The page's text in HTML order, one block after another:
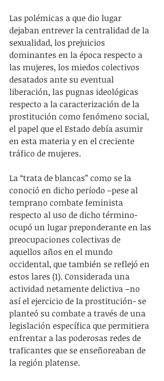
Las polémicas a que dio lugar
dejaban entrever la centralidad de la
sexualidad, los prejuicios
dominantes en la época respecto a
las mujeres, los miedos colectivos
desatados ante su eventual
liberación, las pugnas ideológicas
respecto a la caracterización de la
prostitución como fenómeno social,
el papel que el Estado debía asumir
en esta materia y en el creciente
tráfico de mujeres.
La “trata de blancas” como se la
conoció en dicho período –pese al
temprano combate feminista
respecto al uso de dicho término-
ocupó un lugar preponderante en las
preocupaciones colectivas de
aquellos años en el mundo
occidental, que también se reflejó en
estos lares (1). Considerada una
actividad netamente delictiva –no
así el ejercicio de la prostitución- se
planteó su combate a través de una
legislación específica que permitiera
enfrentar a las poderosas redes de
traficantes que se enseñoreaban de
la región platense.